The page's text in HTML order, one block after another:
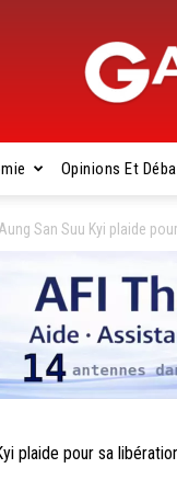
Opinions Et
San Suu Kyi plaide
plaide pour sa